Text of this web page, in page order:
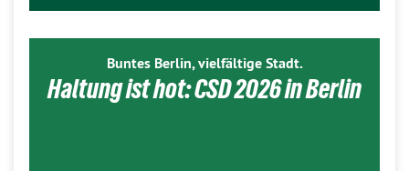
Buntes Berlin, vielfältige Stadt.
Haltung ist hot: CSD 2026 in Berlin